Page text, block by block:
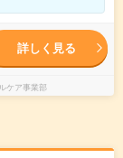
詳しく見る
ケア事業部